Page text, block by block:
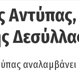
Αντύπας,